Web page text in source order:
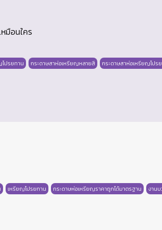
มือนใคร
ปรยทาน กระดาษสาห่อเหรียญหลายสี กระดาษสาห่อเหรียญโปร
เหรียญโปรยทาน กระดาษห่อเหรียญราคาถูกได้มาตรฐาน งาน